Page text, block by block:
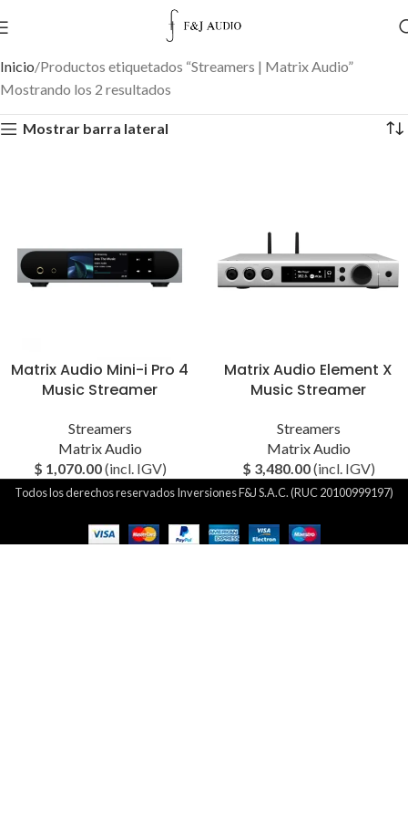
Inicio Productos etiquetados “Streamers | Matrix Audio”
Mostrando los 2 resultados
Mostrar barra lateral
Matrix Audio Mini-i Pro 4
Music Streamer
Streamers
Matrix Audio
$ 1,070.00(incl. IGV)
Matrix Audio Element X
Music Streamer
Streamers
Matrix Audio
$ 3,480.00(incl. IGV)
Todos los derechos reservados Inversiones F&J S.A.C. (RUC 20100999197)